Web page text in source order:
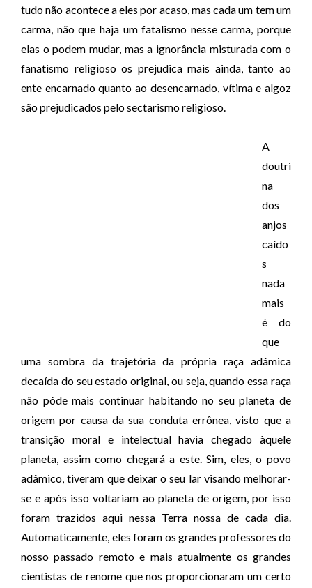
tudo não acontece a eles por acaso, mas cada um tem um
carma, não que haja um fatalismo nesse carma, porque
elas o podem mudar, mas a ignorância misturada com o
fanatismo religioso os prejudica mais ainda, tanto ao
ente encarnado quanto ao desencarnado, vítima e algoz
são prejudicados pelo sectarismo religioso.
A
doutri
na
dos
anjos
caído
s
nada
mais
é do
que
uma sombra da trajetória da própria raça adâmica
decaída do seu estado original, ou seja, quando essa raça
não pôde mais continuar habitando no seu planeta de
origem por causa da sua conduta errônea, visto que a
transição moral e intelectual havia chegado àquele
planeta, assim como chegará a este. Sim, eles, o povo
adâmico, tiveram que deixar o seu lar visando melhorar-
se e após isso voltariam ao planeta de origem, por isso
foram trazidos aqui nessa Terra nossa de cada dia.
Automaticamente, eles foram os grandes professores do
nosso passado remoto e mais atualmente os grandes
cientistas de renome que nos proporcionaram um certo